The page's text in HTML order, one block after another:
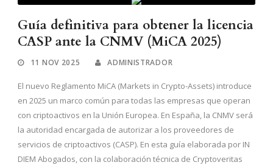
Guía definitiva para obtener la licencia
CASP ante la CNMV (MiCA 2025)
11 NOV 2025 ADMINISTRADOR
El nuevo Reglamento MiCA (Markets in Crypto-Assets) introduce
en 2025 un marco común para todas las empresas que operan
con criptoactivos en la Unión Europea. En España, la CNMV será
la autoridad encargada de autorizar a los proveedores de
servicios de criptoactivos (CASP). En esta guía elaborada por IN
DIEM Abogados, con la colaboración técnica de Cryptoveritas